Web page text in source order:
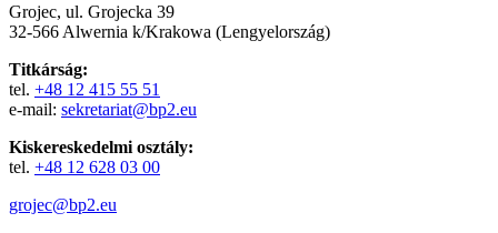
Grojec, ul. Grojecka 39
32-566 Alwernia k/Krakowa (Lengyelország)
Titkárság:
tel. +48 12 415 55 51
e-mail: sekretariat@bp2.eu
Kiskereskedelmi osztály:
tel. +48 12 628 03 00
grojec@bp2.eu